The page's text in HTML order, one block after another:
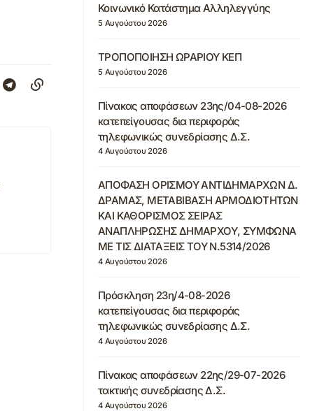
Κοινωνικό Κατάστημα Αλληλεγγύης
5 Αυγούστου 2026
ΤΡΟΠΟΠΟΙΗΣΗ ΩΡΑΡΙΟΥ ΚΕΠ
5 Αυγούστου 2026
Πίνακας αποφάσεων 23ης/04-08-2026
κατεπείγουσας δια περιφοράς
τηλεφωνικώς συνεδρίασης Δ.Σ.
4 Αυγούστου 2026
ΑΠΟΦΑΣΗ ΟΡΙΣΜΟΥ ΑΝΤΙΔΗΜΑΡΧΩΝ Δ.
ΔΡΑΜΑΣ, ΜΕΤΑΒΙΒΑΣΗ ΑΡΜΟΔΙΟΤΗΤΩΝ
ΚΑΙ ΚΑΘΟΡΙΣΜΟΣ ΣΕΙΡΑΣ
ΑΝΑΠΛΗΡΩΣΗΣ ΔΗΜΑΡΧΟΥ, ΣΥΜΦΩΝΑ
ΜΕ ΤΙΣ ΔΙΑΤΑΞΕΙΣ ΤΟΥ Ν.5314/2026
4 Αυγούστου 2026
Πρόσκληση 23η/4-08-2026
κατεπείγουσας δια περιφοράς
τηλεφωνικώς συνεδρίασης Δ.Σ.
4 Αυγούστου 2026
Πίνακας αποφάσεων 22ης/29-07-2026
τακτικής συνεδρίασης Δ.Σ.
4 Αυγούστου 2026